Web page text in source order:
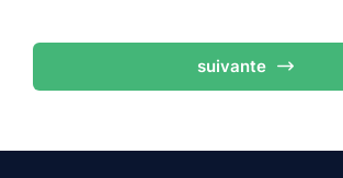
suivante